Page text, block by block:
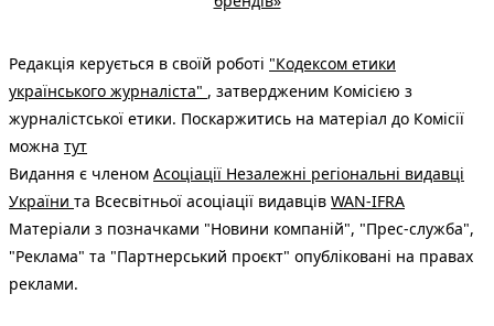
Редакція керується в своїй роботі "Кодексом етики
українського журналіста" , затвердженим Комісією з
журналістської етики. Поскаржитись на матеріал до Комісії
можна тут
Видання є членом Асоціації Незалежні регіональні видавці
України та Всесвітньої асоціації видавців WAN-IFRA
Матеріали з позначками "Новини компаній", "Прес-служба",
"Реклама" та "Партнерський проєкт" опубліковані на правах
реклами.